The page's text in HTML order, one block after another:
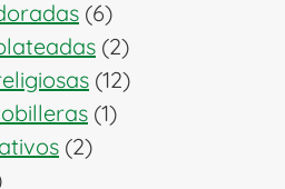
66
productos
22
productos
1212
11
22